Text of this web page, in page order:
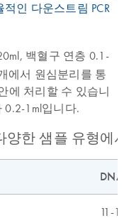
적인 다운스트림 PCR
백혈구 연층 0.1-
에서 원심분리를 통
에 처리할 수 있습니
1ml입니다.
양한 샘플 유형에
DNA
11-14